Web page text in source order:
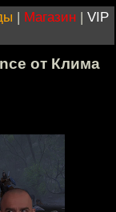
| Магазин | VIP
от Клима